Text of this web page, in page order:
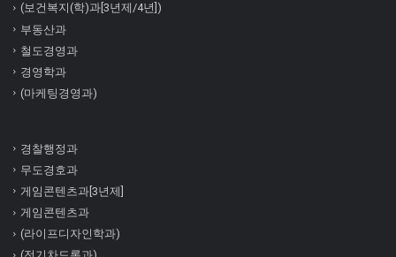
(보건복지(학)과[3년제/4년])
부동산과
철도경영과
경영학과
(마케팅경영과)
경찰행정과
무도경호과
게임콘텐츠과[3년제]
게임콘텐츠과
(라이프디자인학과)